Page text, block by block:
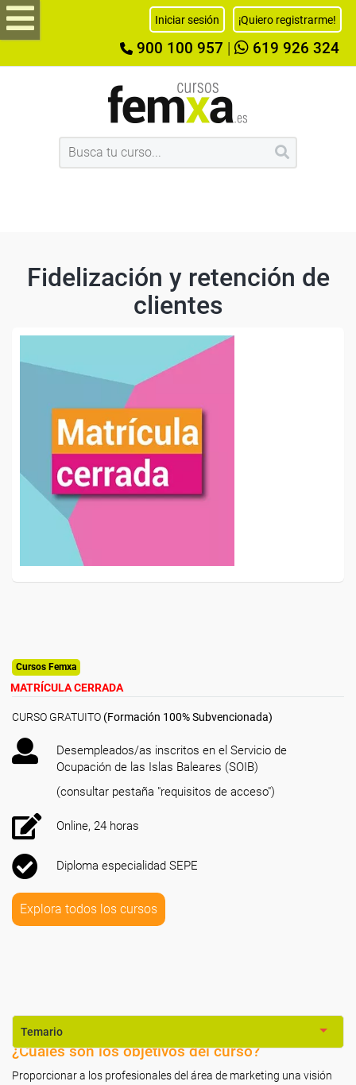
Iniciar sesión ¡Quiero registrarme!
900 100 957 619 926 324
Fidelización y retención de
clientes
Cursos Femxa
MATRÍCULA CERRADA
CURSO GRATUITO (Formación 100% Subvencionada)
Desempleados/as inscritos en el Servicio de
Ocupación de las Islas Baleares (SOIB)
(consultar pestaña "requisitos de acceso")
Online, 24 horas
Diploma especialidad SEPE
Explora todos los cursos
Temario
¿Cuáles son los objetivos del curso?
Proporcionar a los profesionales del área de marketing una visión